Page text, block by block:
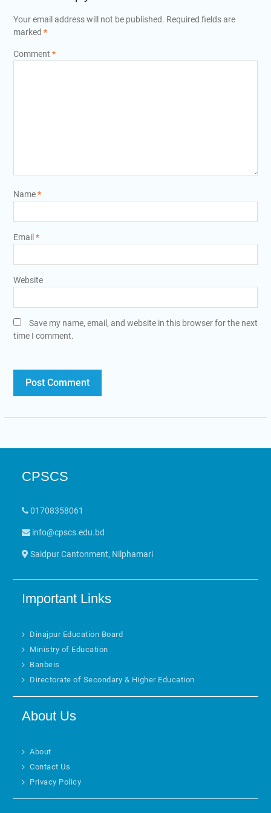
Your email address will not be published. Required fields are
marked *
Comment *
Name*
Email *
Website
Save my name, email, and website in this browser for the next
time I comment.
CPSCS
01708358061
info@cpscs.edu.bd
Saidpur Cantonment, Nilphamari
Important Links
Dinajpur Education Board
Ministry of Education
Banbeis
Directorate of Secondary & Higher Education
About Us
About
Contact Us
Privacy Policy